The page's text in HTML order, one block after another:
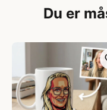
Du er